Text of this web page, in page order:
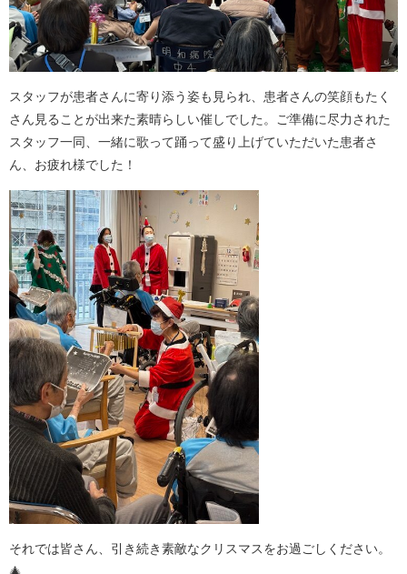
スタッフが患者さんに寄り添う姿も見られ、患者さんの笑顔もたく
さん見ることが出来た素晴らしい催しでした。ご準備に尽力された
スタッフ一同、一緒に歌って踊って盛り上げていただいた患者さ
ん、お疲れ様でした！
それでは皆さん、引き続き素敵なクリスマスをお過ごしください。
🎄